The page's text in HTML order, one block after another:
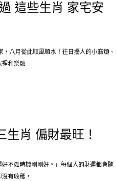
這些生肖 家宅安
，八月從此順風順水！往日擾人的小麻煩、
裡和樂融
生肖 偏財最旺！
不如時機剛剛好。」每個人的財運都會隨
有收穫，